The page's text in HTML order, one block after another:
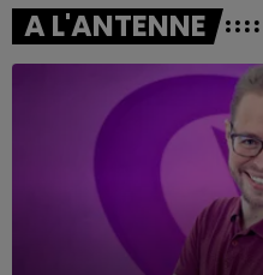
A L'ANTENNE